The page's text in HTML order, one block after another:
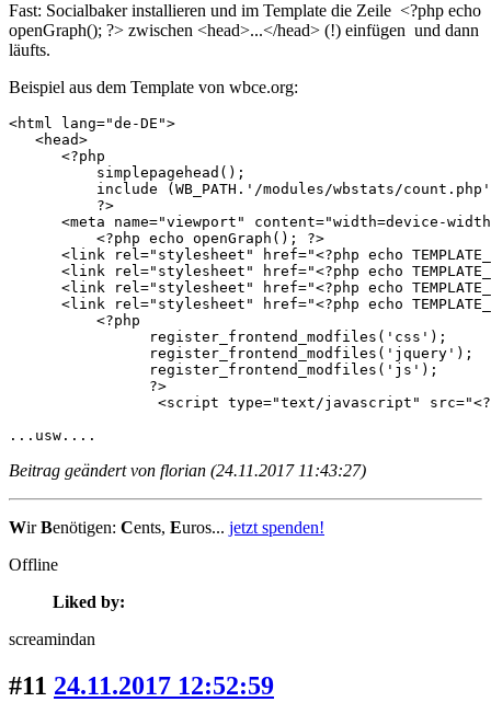
Fast: Socialbaker installieren und im Template die Zeile <?php echo
openGraph(); ?> zwischen <head>...</head> (!) einfügen und dann
läufts.
Beispiel aus dem Template von wbce.org:
<html lang="de-DE">
   <head>
      <?php
<meta name="viewport" content="width=device-
<link rel="stylesheet" href="<?php echo
<link rel="stylesheet" href="<?php echo
<link rel="stylesheet" href="<?php echo
<link rel="stylesheet" href="<?php echo
...usw....
Beitrag geändert von florian (24.11.2017 11:43:27)
WirBenötigen: Cents, Euros... jetzt spenden!
Offline
Liked by:
screamindan
#11 24.11.2017 12:52:59